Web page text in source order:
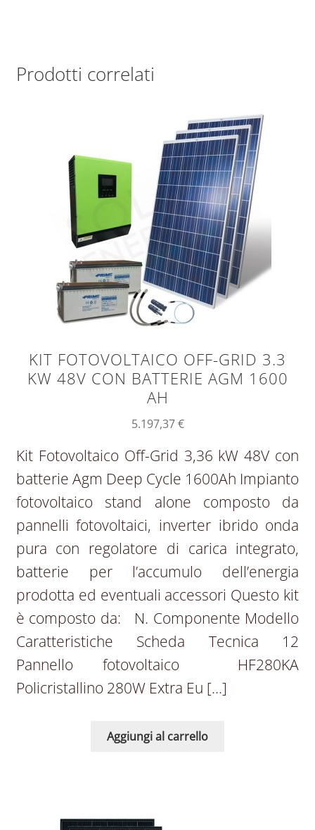
Prodotti correlati
KIT FOTOVOLTAICO OFF-GRID 3.3
KW 48V CON BATTERIE AGM 1600
AH
5.197,37€
Kit Fotovoltaico Off-Grid 3,36 kW 48V con
batterie Agm Deep Cycle 1600Ah Impianto
fotovoltaico stand alone composto da
pannelli fotovoltaici, inverter ibrido onda
pura con regolatore di carica integrato,
batterie per l’accumulo dell’energia
prodotta ed eventuali accessori Questo kit
è composto da: N. Componente Modello
Caratteristiche Scheda Tecnica 12
Pannello fotovoltaico HF280KA
Policristallino 280W Extra Eu […]
Aggiungi al carrello